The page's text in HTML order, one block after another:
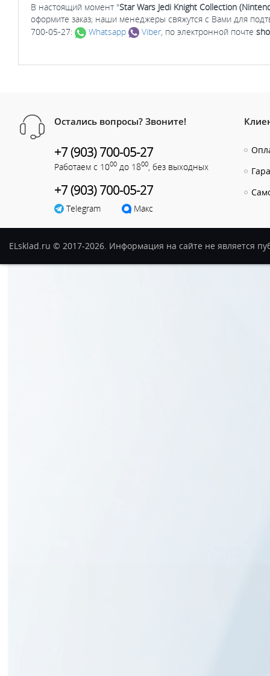
В настоящий момент "Star Wars Jedi Knight Collection
оформите заказ; наши менеджеры свяжутся с Вами для
700-05-27:
Whatsapp Viber, по электронной почте
Остались вопросы? Звоните!
+7 (903) 700-05-27
Работаем с 1000 до 1800 , без выходных
+7 (903) 700-05-27
Telegram Макс
ELsklad.ru © 2017-2026. Информация на сайте не является